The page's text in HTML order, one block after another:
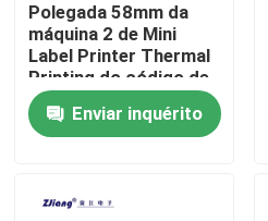
Casa
Produtos
Polegada 58mm da
máquina 2 de Mini
Label Printer Thermal
Printing do código de
barras do ODM
Enviar inquérito